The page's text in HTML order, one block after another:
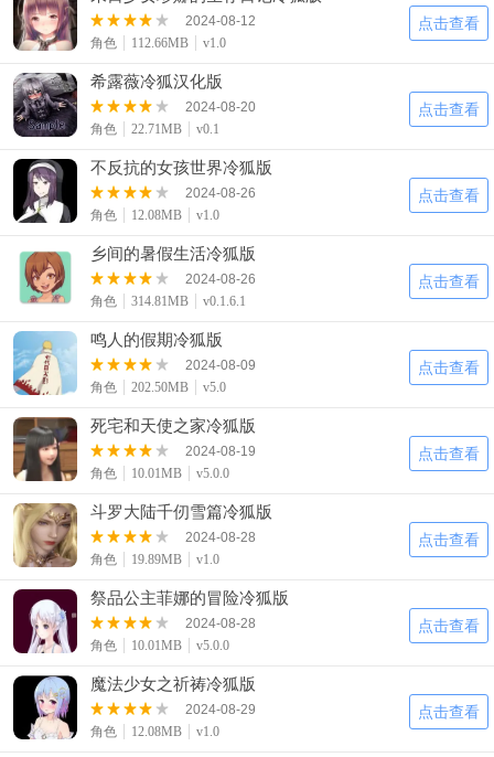
2024-08-12
角色
112.66MB v1.0
点击查看
希露薇冷狐汉化版
2024-08-20
角色
22.71MB v0.1
点击查看
不反抗的女孩世界冷狐版
2024-08-26
角色
12.08MB v1.0
点击查看
乡间的暑假生活冷狐版
2024-08-26
角色
314.81MB v0.1.6.1
点击查看
鸣人的假期冷狐版
2024-08-09
角色
202.50MB v5.0
点击查看
死宅和天使之家冷狐版
2024-08-19
角色
10.01MB v5.0.0
点击查看
斗罗大陆千仞雪篇冷狐版
2024-08-28
角色
19.89MB v1.0
点击查看
祭品公主菲娜的冒险冷狐版
2024-08-28
角色
10.01MB v5.0.0
点击查看
魔法少女之祈祷冷狐版
2024-08-29
角色
12.08MB v1.0
点击查看